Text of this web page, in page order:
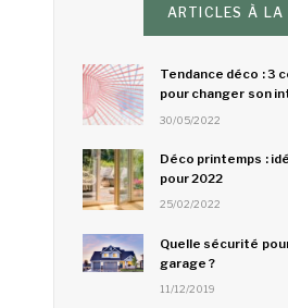
ARTICLES À LA
Tendance déco : 3
pour changer son
30/05/2022
Déco printemps :
pour 2022
25/02/2022
Quelle sécurité
garage ?
11/12/2019